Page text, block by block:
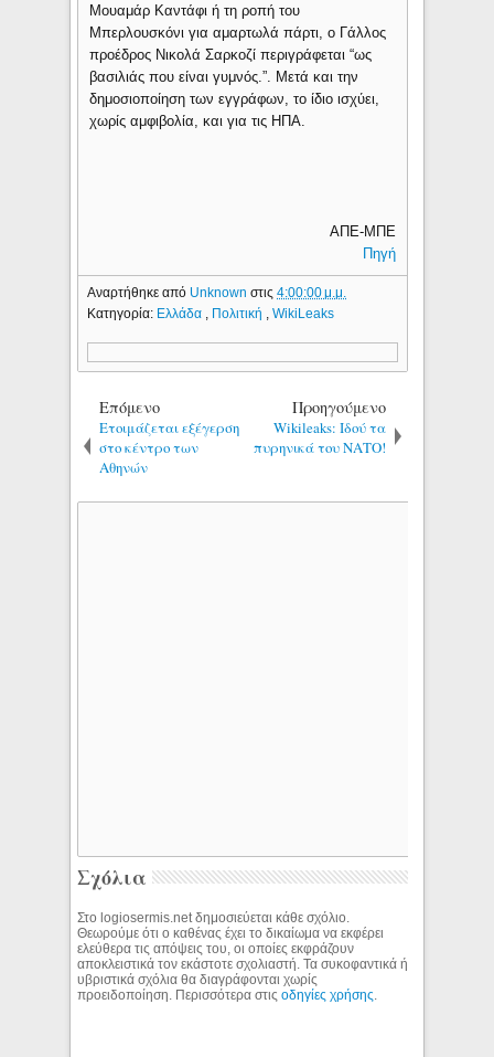
Μουαμάρ Καντάφι ή τη ροπή του
Μπερλουσκόνι για αμαρτωλά πάρτι, ο Γάλλος
προέδρος Νικολά Σαρκοζί περιγράφεται “ως
βασιλιάς που είναι γυμνός.”. Μετά και την
δημοσιοποίηση των εγγράφων, το ίδιο ισχύει,
χωρίς αμφιβολία, και για τις ΗΠΑ.
ΑΠΕ-ΜΠΕ
Πηγή
Αναρτήθηκε από Unknownστις4:00:00 μ.μ.
Κατηγορία: Ελλάδα , Πολιτική ,WikiLeaks
Επόμενο
Ετοιμάζεται εξέγερση
στο κέντρο των
Αθηνών
Προηγούμενο
Wikileaks: Ιδού τα
πυρηνικά του ΝΑΤΟ!
Σχόλια
Στο logiosermis.net δημοσιεύεται κάθε σχόλιο.
Θεωρούμε ότι ο καθένας έχει το δικαίωμα να εκφέρει
ελεύθερα τις απόψεις του, οι οποίες εκφράζουν
αποκλειστικά τον εκάστοτε σχολιαστή. Τα συκοφαντικά ή
υβριστικά σχόλια θα διαγράφονται χωρίς
προειδοποίηση. Περισσότερα στιςοδηγίες χρήσης.